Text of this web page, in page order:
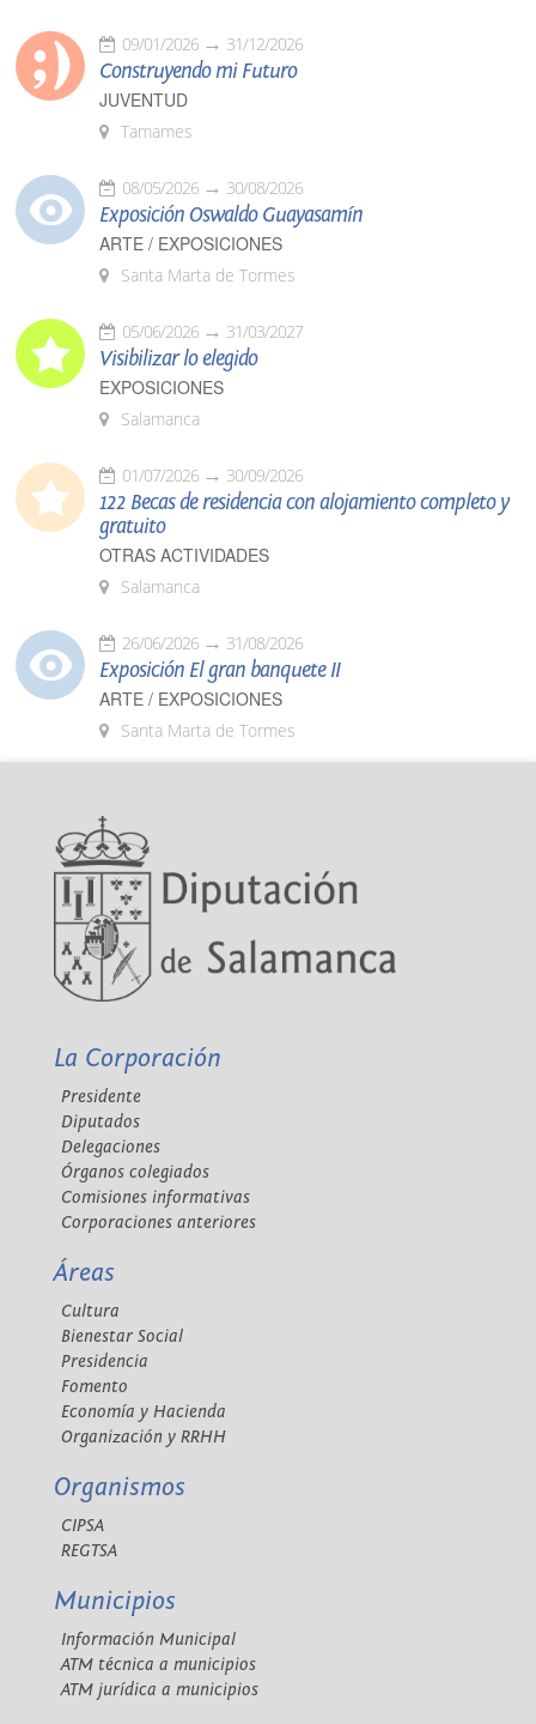
09/01/2026 31/12/2026
Construyendo mi Futuro
JUVENTUD
Tamames
08/05/2026 30/08/2026
Exposición Oswaldo Guayasamín
ARTE / EXPOSICIONES
Santa Marta de Tormes
05/06/2026 31/03/2027
Visibilizar lo elegido
EXPOSICIONES
Salamanca
01/07/2026 30/09/2026
122 Becas de residencia con alojamiento completo y
gratuito
OTRAS ACTIVIDADES
Salamanca
26/06/2026 31/08/2026
Exposición El gran banquete II
ARTE / EXPOSICIONES
Santa Marta de Tormes
La Corporación
Presidente
Diputados
Delegaciones
Órganos colegiados
Comisiones informativas
Corporaciones anteriores
Áreas
Cultura
Bienestar Social
Presidencia
Fomento
Economía y Hacienda
Organización y RRHH
Organismos
CIPSA
REGTSA
Municipios
Información Municipal
ATM técnica a municipios
ATM jurídica a municipios